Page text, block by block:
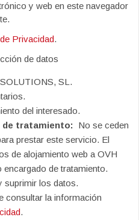
y web en este navegador
Privacidad.
de datos
SL.
del interesado.
de tratamiento: No se ceden
prestar este servicio. El
de alojamiento web a OVH
de tratamiento.
suprimir los datos.
consultar la información
.